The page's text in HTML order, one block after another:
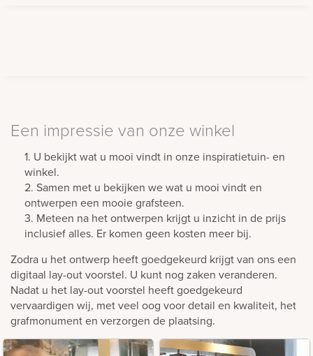
Een impressie van onze winkel
1. U bekijkt wat u mooi vindt in onze inspiratietuin- en
winkel.
2. Samen met u bekijken we wat u mooi vindt en
ontwerpen een mooie grafsteen.
3. Meteen na het ontwerpen krijgt u inzicht in de prijs
inclusief alles. Er komen geen kosten meer bij.
Zodra u het ontwerp heeft goedgekeurd krijgt van ons een
digitaal lay-out voorstel. U kunt nog zaken veranderen.
Nadat u het lay-out voorstel heeft goedgekeurd
vervaardigen wij, met veel oog voor detail en kwaliteit, het
grafmonument en verzorgen de plaatsing.